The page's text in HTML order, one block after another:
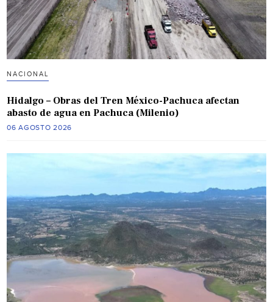
NACIONAL
Hidalgo – Obras del Tren México-Pachuca afectan
abasto de agua en Pachuca (Milenio)
06 AGOSTO 2026